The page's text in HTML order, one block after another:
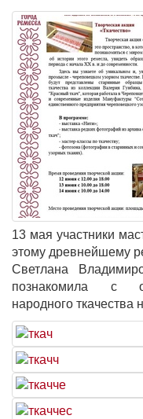
13 мая участники
этому древнейшему
Светлана
познакомила с
народного ткачества